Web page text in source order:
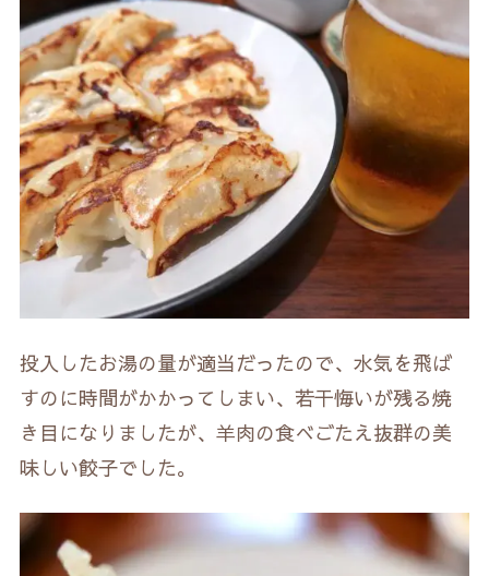
投入したお湯の量が適当だったので、水気を飛ば
すのに時間がかかってしまい、若干悔いが残る焼
き目になりましたが、羊肉の食べごたえ抜群の美
味しい餃子でした。